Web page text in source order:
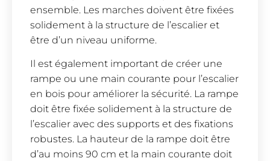
ensemble. Les marches doivent être fixées
solidement à la structure de l’escalier et
être d’un niveau uniforme.
Il est également important de créer une
rampe ou une main courante pour l’escalier
en bois pour améliorer la sécurité. La rampe
doit être fixée solidement à la structure de
l’escalier avec des supports et des fixations
robustes. La hauteur de la rampe doit être
d’au moins 90 cm et la main courante doit